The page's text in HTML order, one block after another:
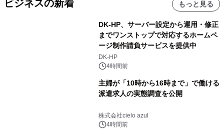
ビジネスの新着 もっと見る
DK-HP、サーバー設定から運用・修正
までワンストップで対応するホームペ
ージ制作請負サービスを提供中
DK-HP
4時間前
主婦が「10時から16時まで」で働ける
派遣求人の実態調査を公開
株式会社cielo azul
4時間前